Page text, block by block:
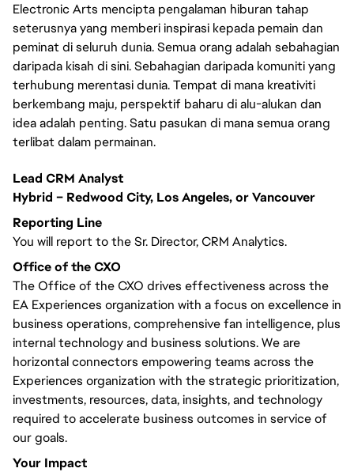
Electronic Arts mencipta pengalaman hiburan tahap
seterusnya yang memberi inspirasi kepada pemain dan
peminat di seluruh dunia. Semua orang adalah sebahagian
daripada kisah di sini. Sebahagian daripada komuniti yang
terhubung merentasi dunia. Tempat di mana kreativiti
berkembang maju, perspektif baharu di alu-alukan dan
idea adalah penting. Satu pasukan di mana semua orang
terlibat dalam permainan.
Lead CRM Analyst
Hybrid – Redwood City, Los Angeles, or Vancouver
Reporting Line
You will report to the Sr. Director, CRM Analytics.
Office of the CXO
The Office of the CXO drives effectiveness across the
EA Experiences organization with a focus on excellence in
business operations, comprehensive fan intelligence, plus
internal technology and business solutions. We are
horizontal connectors empowering teams across the
Experiences organization with the strategic prioritization,
investments, resources, data, insights, and technology
required to accelerate business outcomes in service of
our goals.
Your Impact